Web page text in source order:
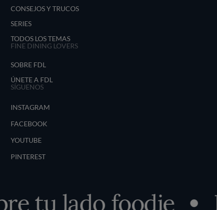
CONSEJOS Y TRUCOS
SERIES
TODOS LOS TEMAS
FINE DINING LOVERS
SOBRE FDL
ÚNETE A FDL
SÍGUENOS
INSTAGRAM
FACEBOOK
YOUTUBE
PINTEREST
tu lado foodie